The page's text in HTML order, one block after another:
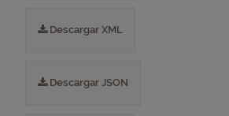
Descargar XML
Descargar JSON